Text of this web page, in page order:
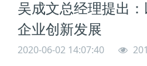
吴成文总经理提出
企业创新发展
2020-06-02 14:07:40